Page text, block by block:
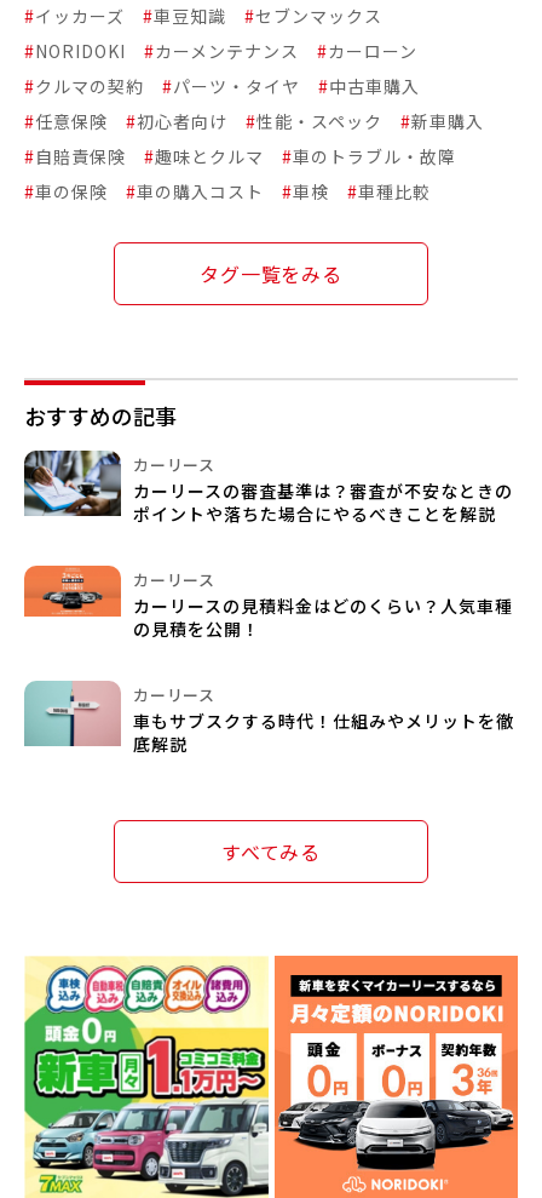
#イッカーズ #車豆知識 #セブンマックス
#NORIDOKI #カーメンテナンス #カーローン
#クルマの契約 #パーツ・タイヤ #中古車購入
#任意保険 #初心者向け #性能・スペック #新車購入
#自賠責保険 #趣味とクルマ #車のトラブル・故障
#車の保険 #車の購入コスト #車検 #車種比較
タグ一覧をみる
おすすめの記事
カーリース
カーリースの審査基準は？審査が不安なときの
ポイントや落ちた場合にやるべきことを解説
カーリース
カーリースの見積料金はどのくらい？人気車種
の見積を公開！
カーリース
車もサブスクする時代！仕組みやメリットを徹
底解説
すべてみる